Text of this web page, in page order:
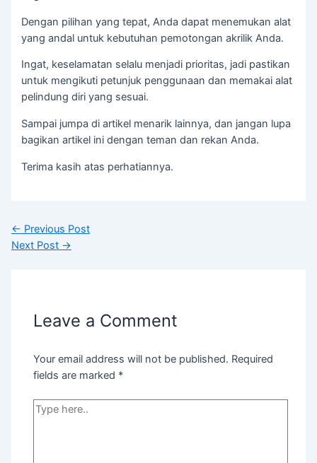
Dengan pilihan yang tepat, Anda dapat menemukan alat
yang andal untuk kebutuhan pemotongan akrilik Anda.
Ingat, keselamatan selalu menjadi prioritas, jadi pastikan
untuk mengikuti petunjuk penggunaan dan memakai alat
pelindung diri yang sesuai.
Sampai jumpa di artikel menarik lainnya, dan jangan lupa
bagikan artikel ini dengan teman dan rekan Anda.
Terima kasih atas perhatiannya.
← Previous Post
Next Post →
Leave a Comment
Your email address will not be published. Required
fields are marked *
Type